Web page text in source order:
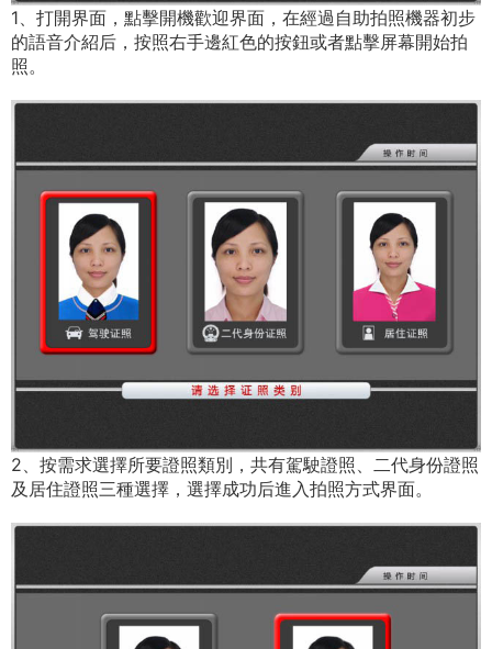
1、打開界面，點擊開機歡迎界面，在經過自助拍照機器初步
的語音介紹后，按照右手邊紅色的按鈕或者點擊屏幕開始拍
照。
2、按需求選擇所要證照類別，共有駕駛證照、二代身份證照
及居住證照三種選擇，選擇成功后進入拍照方式界面。